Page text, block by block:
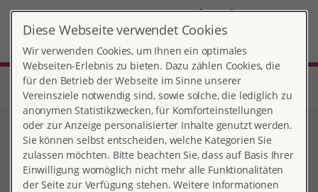
DE
Start Nordrhein-Westfalen
Beratungsstelle Gütersloh
Beratungsangebote
Beratungsangebote
Diese Webseite verwendet Cookies
Wir verwenden Cookies, um Ihnen ein optimales
Webseiten-Erlebnis zu bieten. Dazu zählen Cookies, die
für den Betrieb der Webseite im Sinne unserer
Vereinsziele notwendig sind, sowie solche, die lediglich zu
anonymen Statistikzwecken, für Komforteinstellungen
oder zur Anzeige personalisierter Inhalte genutzt werden.
Sie können selbst entscheiden, welche Kategorien Sie
zulassen möchten. Bitte beachten Sie, dass auf Basis Ihrer
Einwilligung womöglich nicht mehr alle Funktionalitäten
der Seite zur Verfügung stehen. Weitere Informationen